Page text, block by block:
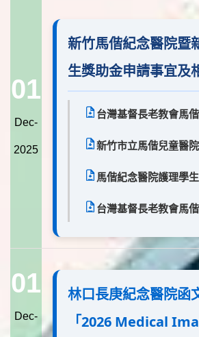
01
Dec-
2025
新竹馬偕紀念醫院暨
生獎助金申請事宜及
台灣基督長老教會馬
新竹市立馬偕兒童醫
馬偕紀念醫院護理學
台灣基督長老教會馬
01
Dec-
林口長庚紀念醫院函
「2026 Medical